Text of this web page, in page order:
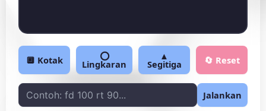
🔲 Kotak ⭕
Lingkaran
▲
Segitiga 🔄 Reset
Jalankan